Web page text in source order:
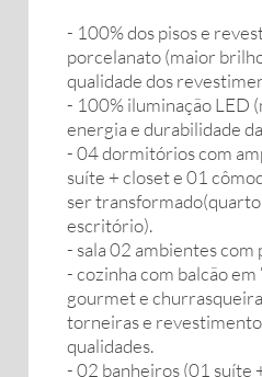
- 100% dos pisos e
porcelanato (maior
qualidade dos
- 100% iluminação LED
energia e durabilidade
- 04 dormitórios com
suíte + closet e 01
ser
escritório).
- sala 02 ambientes
- cozinha com balcão em
gourmet e
torneiras e
qualidades.
- 02 banheiros (01 suíte